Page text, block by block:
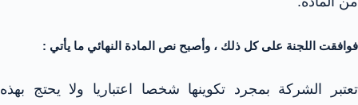
فوافقت اللجنة على كل ذلك ، وأصبح نص المادة النهائي ما يأتي :
تعتبر الشركة بمجرد تكوينها شخصا اعتباريا ولا يحتج بهذه